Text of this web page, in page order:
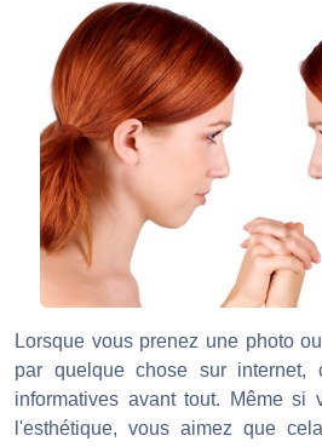
Lorsque vous prenez une photo
par quelque chose sur internet,
informatives avant tout. Même si
l'esthétique, vous aimez que